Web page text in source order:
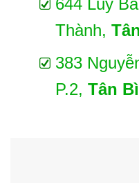
Thành,
383
P.2, Tân